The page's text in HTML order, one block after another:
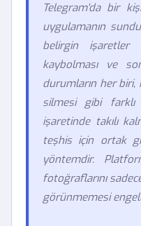
Telegram'da bir
uygulamanın
belirgin işaretler
kaybolması ve
durumların her biri,
silmesi gibi farklı
işaretinde takılı
teşhis için ortak
yöntemdir.
fotoğraflarını
görünmemesi